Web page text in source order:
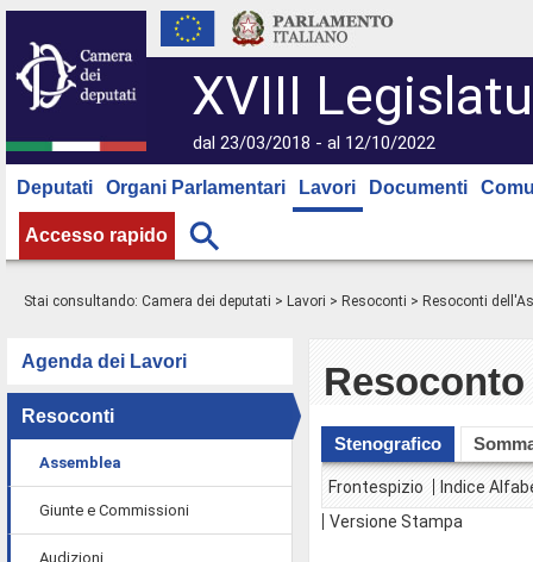
XVIII
dal 23/03/2018 - al 12/10/2022
Deputati Organi Parlamentari Lavori Documenti
Accesso rapido
Stai consultando: Camera dei deputati > Lavori > Resoconti > Resoconti
Agenda dei Lavori
Resoconti
Assemblea
Giunte e Commissioni
Audizioni
Stenografico
Frontespizio
Indice
Versione Stampa